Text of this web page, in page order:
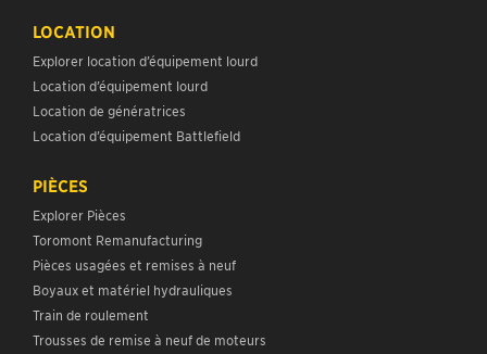
LOCATION
Explorer location d’équipement lourd
Location d’équipement lourd
Location de génératrices
Location d’équipement Battlefield
PIÈCES
Explorer Pièces
Toromont Remanufacturing
Pièces usagées et remises à neuf
Boyaux et matériel hydrauliques
Train de roulement
Trousses de remise à neuf de moteurs